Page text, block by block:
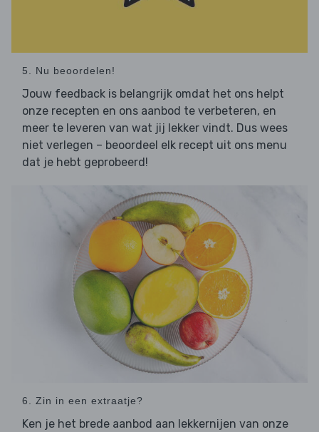
5. Nu beoordelen!
Jouw feedback is belangrijk omdat het ons helpt
onze recepten en ons aanbod te verbeteren, en
meer te leveren van wat jij lekker vindt. Dus wees
niet verlegen – beoordeel elk recept uit ons menu
dat je hebt geprobeerd!
6. Zin in een extraatje?
Ken je het brede aanbod aan lekkernijen van onze